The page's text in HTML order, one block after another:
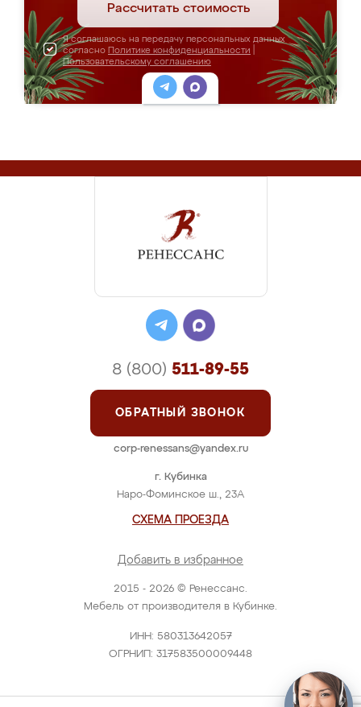
Рассчитать стоимость
Я соглашаюсь на передачу персональных данных
согласно Политике конфиденциальности
Пользовательскому соглашению
2015 - 2026 © Ренессанс.
Мебель от производителя в Кубинке.
ИНН: 580313642057
ОГРНИП: 317583500009448
г. Кубинка
Наро-Фоминское ш., 23А
СХЕМА ПРОЕЗДА
Добавить в избранное
8 (800) 511-89-55
ОБРАТНЫЙ ЗВОНОК
corp-renessans@yandex.ru